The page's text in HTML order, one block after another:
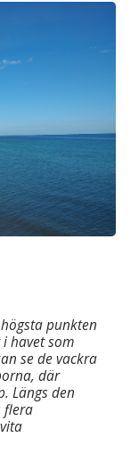
punkten
havet som
se de vackra
där
Längs den
flera